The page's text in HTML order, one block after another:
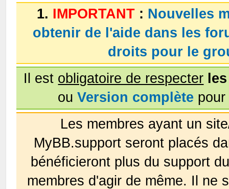
1. IMPORTANT : Nouvelles
obtenir de l'aide dans les
droits pour le
Il est obligatoire de respecter
ouVersion complète
Les membres ayant un
MyBB.support seront placés
bénéficieront plus du support
membres d'agir de même. Il ne